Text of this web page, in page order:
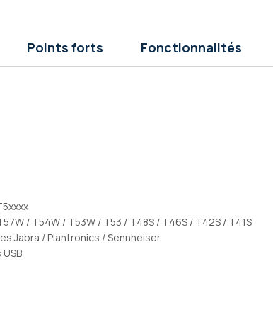
Points forts Fonctionnalités
/ T54W / T53W / T53 / T48S / T46S / T42S / T41S
Jabra / Plantronics / Sennheiser